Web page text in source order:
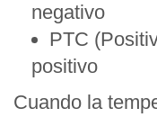
negativo
PTC
positivo
Cuando la